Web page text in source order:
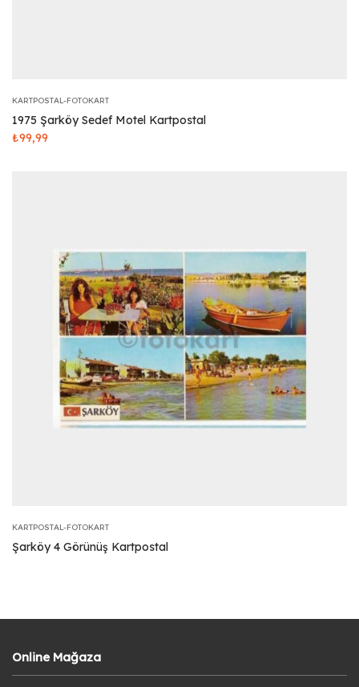
KARTPOSTAL-FOTOKART
1975 Şarköy Sedef Motel Kartpostal
₺99,99
KARTPOSTAL-FOTOKART
Şarköy 4 Görünüş Kartpostal
Online Mağaza